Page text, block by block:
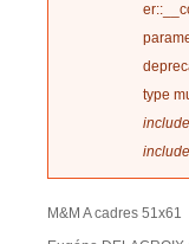
type
M&M A cadres 51x61